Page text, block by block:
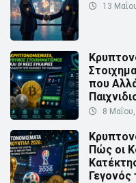
13
που
8
Πώς οι
Γεγονός